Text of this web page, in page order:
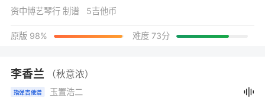
资中博艺琴行 制谱 5吉他币
原版 98% 难度 73分
李香兰 （秋意浓）
指弹吉他谱
玉置浩二